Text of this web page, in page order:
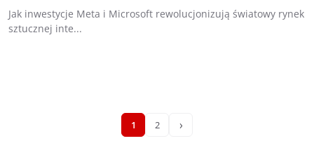
Jak inwestycje Meta i Microsoft rewolucjonizują światowy rynek
sztucznej inte...
1 2 ›